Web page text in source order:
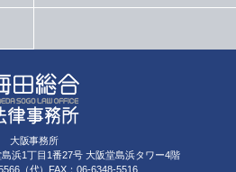
大阪事務所
浜1丁目1番27号 大阪堂島浜タワー4階
（代）FAX：06-6348-5516